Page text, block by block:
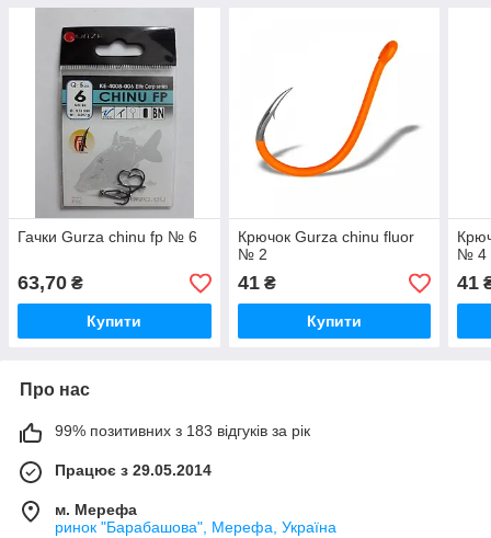
Гачки Gurza chinu fp № 6
63,70 ₴
Купити
Крючок Gurza chinu fluor
№ 2
41₴
Купити
№ 4
41
Про нас
99% позитивних з 183 відгуків за рік
Працює з 29.05.2014
м. Мерефа
ринок "Барабашова", Мерефа, Україна